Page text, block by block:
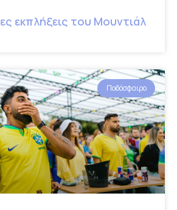
εκπλήξεις του Μουντιάλ
Ποδόσφαιρο